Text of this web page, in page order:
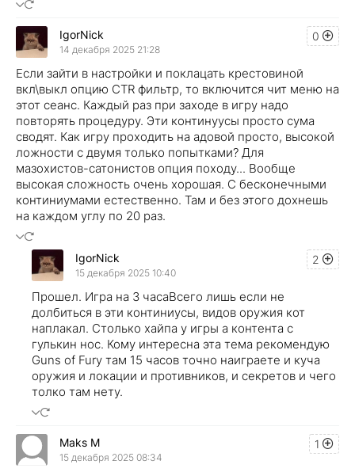
0
IgorNick
14 декабря 2025 21:28
Если зайти в настройки и поклацать крестовиной
вкл\выкл опцию CTR фильтр, то включится чит меню на
этот сеанс. Каждый раз при заходе в игру надо
повторять процедуру. Эти континуусы просто сума
сводят. Как игру проходить на адовой просто, высокой
ложности с двумя только попытками? Для
мазохистов-сатонистов опция походу... Вообще
высокая сложность очень хорошая. С бесконечными
континиумами естественно. Там и без этого дохнешь
на каждом углу по 20 раз.
2
IgorNick
15 декабря 2025 10:40
Прошел. Игра на 3 часаВсего лишь если не
долбиться в эти континиусы, видов оружия кот
наплакал. Столько хайпа у игры а контента с
гулькин нос. Кому интересна эта тема рекомендую
Guns of Fury там 15 часов точно наиграете и куча
оружия и локации и противников, и секретов и чего
толко там нету.
1
Maks M
15 декабря 2025 08:34